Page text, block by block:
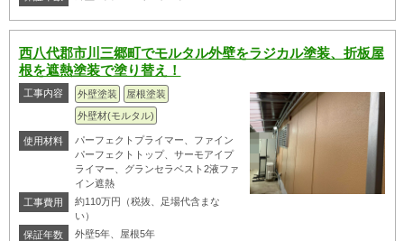
西八代郡市川三郷町でモルタル外壁をラジカル塗装、折板屋
根を遮熱塗装で塗り替え！
工事内容 外壁塗装
屋根塗装
外壁材(モルタル)
使用材料
パーフェクトプライマー、ファイン
パーフェクトトップ、サーモアイプ
ライマー、グランセラベスト2液ファ
イン遮熱
工事費用
約110万円（税抜、足場代含まな
い）
保証年数
外壁5年、屋根5年